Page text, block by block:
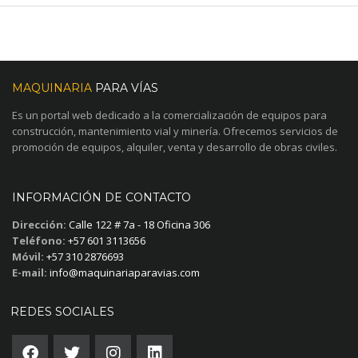
MAQUINARIA PARA VÍAS
Es un portal web dedicado a la comercialización de equipos para
construcción, mantenimiento vial y minería. Ofrecemos servicios de
promoción de equipos, alquiler, venta y desarrollo de obras civiles.
INFORMACIÓN DE CONTACTO
Dirección: Calle 122 # 7a - 18 Oficina 306
Teléfono: +57 601 3113656
Móvil: +57 310 2876693
E-mail: info@maquinariaparavias.com
REDES SOCIALES